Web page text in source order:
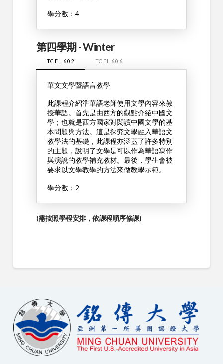
學分數：4
第四學期 - Winter
TCFL 602 TCFL 606
華文文學暨語言教學
此課程介紹準華語老師使用文學內容來教
授華語。首先是由西方的觀點介紹中國文
學；也就是西方國家對閱讀中國文學的基
本問題與方法。這是探究文學融入華語文
教學法的基礎，此課程亦涵蓋了許多特別
的主題，說明了文學是可以作為華語寫作
與演說的教學補充教材。最後，學生會被
要求以文學教學的方法來做教學示範。
學分數：2
(需按照學程安排，依課程順序修課)